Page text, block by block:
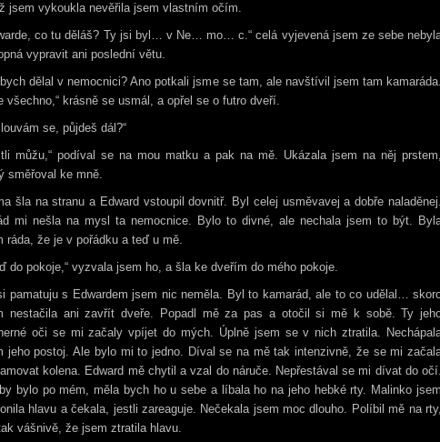
jsem vykoukla nevěřila jsem vlastním očím.
co tu děláš? Ty jsi byl… v Ne… mo… c.“ celá vyjevená jsem ze sebe
vypravit ani poslední větu.
bych dělal v nemocnici? Ano potkali jsme se tam, ale navštívil jsem tam kamaráda.
všechno,“ krásně se usmál, a opřel se o futro dveří.
se, půjdeš dál?“
můžu,“ podíval se na mou matku a pak na mě. Ukázala jsem na něj prstem,
směřoval ke mně.
šla na stranu a Edward vstoupil dovnitř. Byl celej usměvavej a dobře naladěnej.
mi nešla na mysl ta nemocnice. Bylo to divné, ale nechala jsem to být.
ráda, že je v pořádku a teď u mě.
do pokoje,“ vyzvala jsem ho, a šla ke dveřím do mého pokoje.
pamatuju s Edwardem jsem nic neměla. Byl to kamarád, ale to co udělal…
nestačila ani zavřít dveře. Popadl mě za pas a otočil si mě k sobě. Ty
oči se mi začaly vpíjet do mých. Úplně jsem se v nich ztratila.
jeho postoj. Ale bylo mi to jedno. Díval se na mě tak intenzivně, že se mi
kolena. Edward mě chytil a vzal do náruče. Nepřestával se mi dívat do
bylo po mém, měla bych ho u sebe a líbala ho na jeho hebké rty. Malinko jsem
hlavu a čekala, jestli zareaguje. Nečekala jsem moc dlouho. Políbil mě na rty,
vášnivě, že jsem ztratila hlavu.